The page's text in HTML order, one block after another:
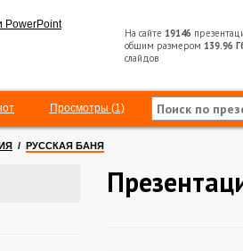
На сайте 19146
общим размером 139.96
слайдов
Просмотры (1)
/ РУССКАЯ БАНЯ